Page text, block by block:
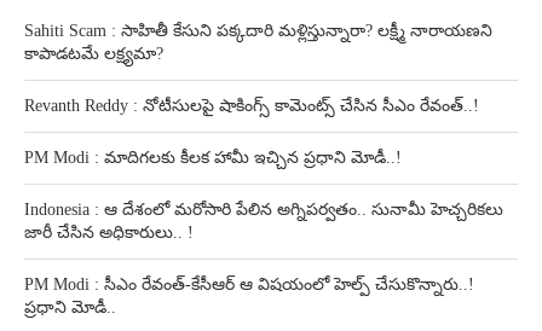
Sahiti Scam : సాహితీ కేసుని పక్కదారి మళ్లిస్తున్నారా? లక్ష్మీ నారాయణని
కాపాడటమే లక్ష్యమా?
Revanth Reddy : నోటీసులపై షాకింగ్స్ కామెంట్స్ చేసిన సీఎం రేవంత్..!
PM Modi : మాదిగలకు కీలక హామీ ఇచ్చిన ప్రధాని మోడీ..!
Indonesia : ఆ దేశంలో మరోసారి పేలిన అగ్నిపర్వతం.. సునామీ హెచ్చరికలు
జారీ చేసిన అధికారులు.. !
PM Modi : సీఎం రేవంత్-కేసీఆర్ ఆ విషయంలో హెల్ప్ చేసుకొన్నారు..!
ప్రధాని మోడీ..